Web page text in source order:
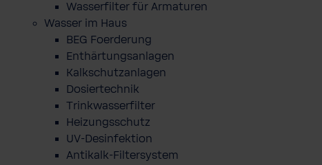
Wasserfilter für Armaturen
Wasser im Haus
BEG Foerderung
Enthärtungsanlagen
Kalkschutzanlagen
Dosiertechnik
Trinkwasserfilter
Heizungsschutz
UV-Desinfektion
Antikalk-Filtersystem